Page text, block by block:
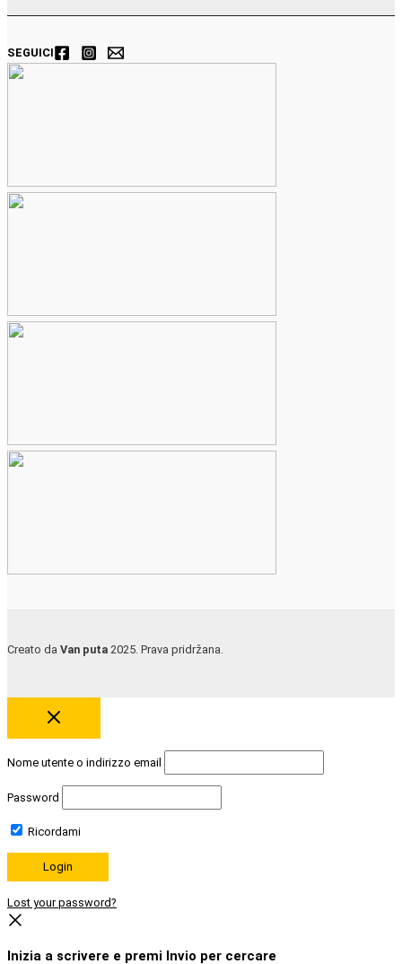
SEGUICI
Creato da Van puta 2025. Prava pridržana.
Nome utente o indirizzo email
Password
Ricordami
Lost your password?
Inizia a scrivere e premi Invio per cercare